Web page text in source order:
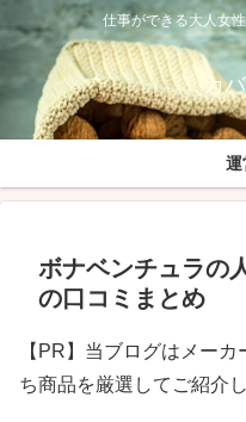
仕事ができる大人女
カ
運
ボナベンチュラの
の口コミまとめ
【PR】当ブログはメー
ち商品を厳選してご紹介